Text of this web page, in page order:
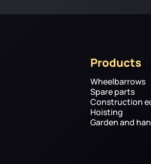
Products
Wheelbarrows
Spare parts
Construction
Hoisting
Garden and